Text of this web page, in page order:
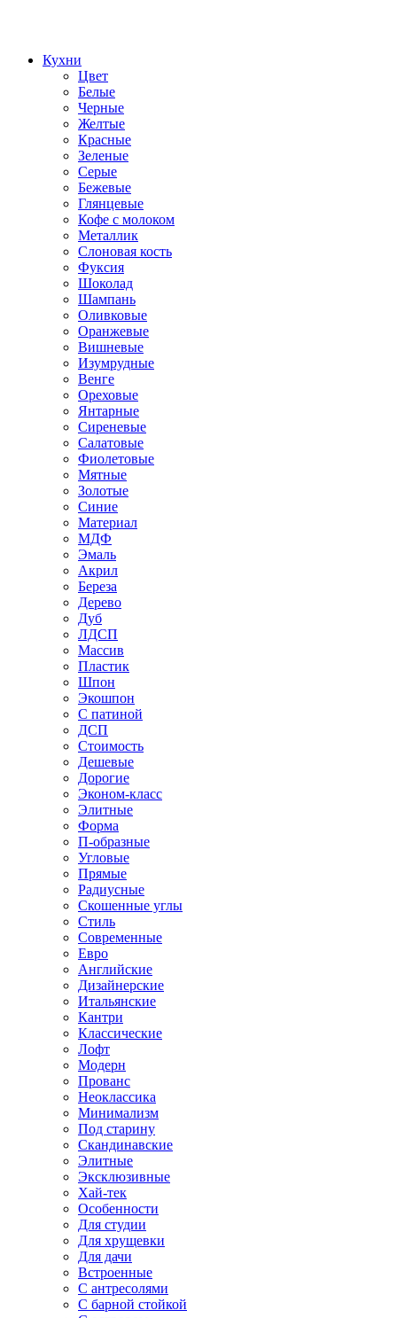
Кухни
Цвет
Белые
Черные
Желтые
Красные
Зеленые
Серые
Бежевые
Глянцевые
Кофе с молоком
Металлик
Слоновая кость
Фуксия
Шоколад
Шампань
Оливковые
Оранжевые
Вишневые
Изумрудные
Венге
Ореховые
Янтарные
Сиреневые
Салатовые
Фиолетовые
Мятные
Золотые
Синие
Материал
МДФ
Эмаль
Акрил
Береза
Дерево
Дуб
ЛДСП
Массив
Пластик
Шпон
Экошпон
С патиной
ДСП
Стоимость
Дешевые
Дорогие
Эконом-класс
Элитные
Форма
П-образные
Угловые
Прямые
Радиусные
Скошенные углы
Стиль
Современные
Евро
Английские
Дизайнерские
Итальянские
Кантри
Классические
Лофт
Модерн
Прованс
Неоклассика
Минимализм
Под старину
Скандинавские
Элитные
Эксклюзивные
Хай-тек
Особенности
Для студии
Для хрущевки
Для дачи
Встроенные
С антресолями
С барной стойкой